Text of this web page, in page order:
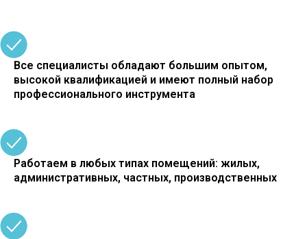
Все специалисты обладают большим опытом,
высокой квалификацией и имеют полный набор
профессионального инструмента
Работаем в любых типах помещений: жилых,
административных, частных, производственных